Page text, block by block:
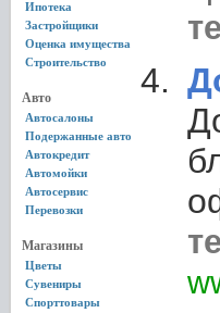
Ипотека
Застройщики
Оценка имущества
Строительство
Авто
Автосалоны
Подержанные авто
Автокредит
Автомойки
Автосервис
Перевозки
Магазины
Цветы
Сувениры
Спорттовары